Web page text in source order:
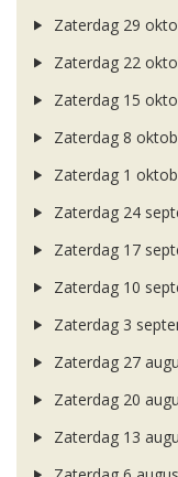
Zaterdag 29
Zaterdag 22
Zaterdag 15
Zaterdag 8
Zaterdag 1
Zaterdag 24
Zaterdag 17
Zaterdag 10
Zaterdag 3
Zaterdag 27
Zaterdag 20
Zaterdag 13